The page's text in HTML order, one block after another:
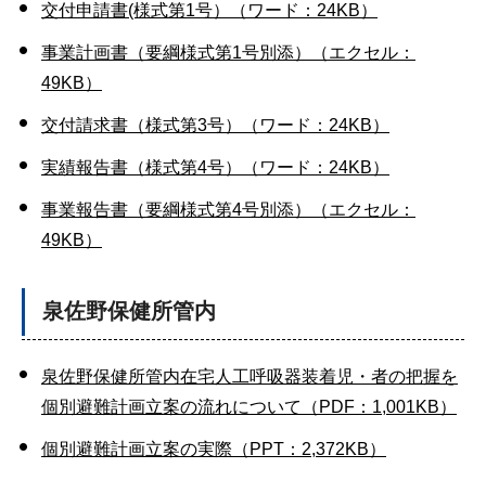
交付申請書(様式第1号）（ワード：24KB）
事業計画書（要綱様式第1号別添）（エクセル：
49KB）
交付請求書（様式第3号）（ワード：24KB）
実績報告書（様式第4号）（ワード：24KB）
事業報告書（要綱様式第4号別添）（エクセル：
49KB）
泉佐野保健所管内
泉佐野保健所管内在宅人工呼吸器装着児・者の把握を
個別避難計画立案の流れについて（PDF：1,001KB）
個別避難計画立案の実際（PPT：2,372KB）